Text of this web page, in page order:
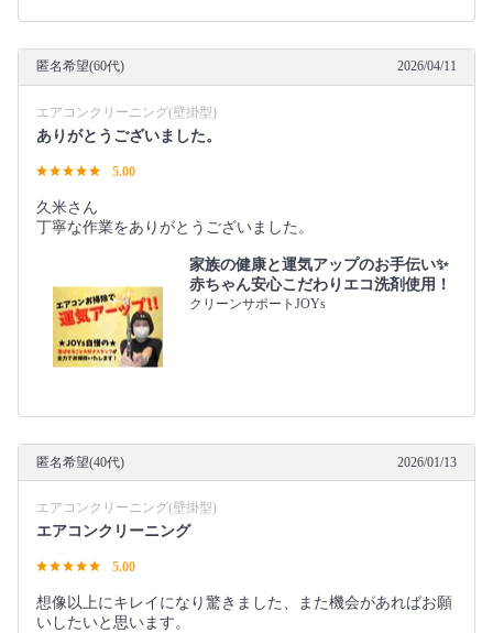
匿名希望(60代) 2026/04/11
エアコンクリーニング(壁掛型)
ありがとうございました。
5.00
久米さん
丁寧な作業をありがとうございました。
家族の健康と運気アップのお手伝い✨
赤ちゃん安心こだわりエコ洗剤使用！
クリーンサポートJOYs
匿名希望(40代) 2026/01/13
エアコンクリーニング(壁掛型)
エアコンクリーニング
5.00
想像以上にキレイになり驚きました、また機会があればお願
いしたいと思います。